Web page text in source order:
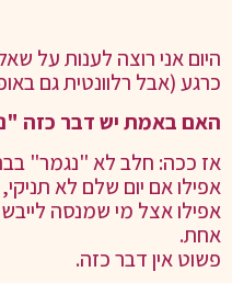
היום אני רוצה לענות על
כרגע (אבל רלוונטית גם
האם באמת יש דבר כזה
אז ככה: חלב לא "נגמר"
אפילו אם יום שלם לא
אפילו אצל מי שמנסה
אחת.
פשוט אין דבר כזה.